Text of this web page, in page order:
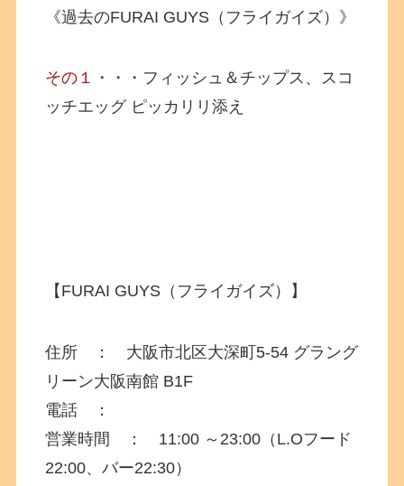
《過去のFURAI GUYS（フライガイズ）》
その１ ・・・フィッシュ＆チップス、スコ
ッチエッグ ピッカリリ添え
【FURAI GUYS（フライガイズ）】
住所 ： 大阪市北区大深町5-54 グラング
リーン大阪南館 B1F
電話 ：
営業時間 ： 11:00 ～23:00（L.Oフード
22:00、バー22:30）